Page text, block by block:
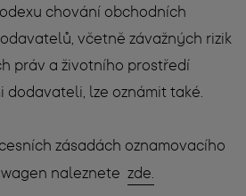
chování obchodních
včetně závažných rizik
práv a životního prostředí
dodavateli, lze oznámit také.
zásadách oznamovacího
naleznete zde.